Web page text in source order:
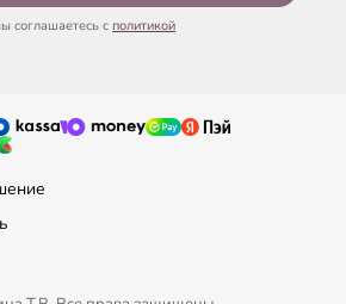
соглашаетесь с политикой